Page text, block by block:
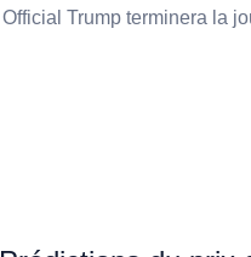
Official Trump terminera la